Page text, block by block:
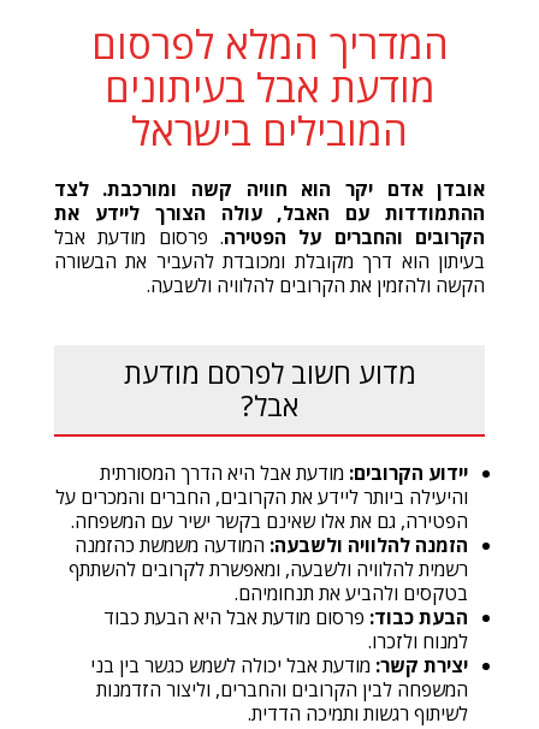
המדריך המלא לפרסום
מודעת אבל בעיתונים
המובילים בישראל
אובדן אדם יקר הוא חוויה קשה ומורכבת. לצד
ההתמודדות עם האבל, עולה הצורך ליידע את
הקרובים והחברים על הפטירה. פרסום מודעת אבל
בעיתון הוא דרך מקובלת ומכובדת להעביר את הבשורה
הקשה ולהזמין את הקרובים להלוויה ולשבעה.
מדוע חשוב לפרסם מודעת
אבל?
יידוע הקרובים: מודעת אבל היא הדרך המסורתית
והיעילה ביותר ליידע את הקרובים, החברים והמכרים על
הפטירה, גם את אלו שאינם בקשר ישיר עם המשפחה.
הזמנה להלוויה ולשבעה: המודעה משמשת כהזמנה
רשמית להלוויה ולשבעה, ומאפשרת לקרובים להשתתף
בטקסים ולהביע את תנחומיהם.
הבעת כבוד: פרסום מודעת אבל היא הבעת כבוד
למנוח ולזכרו.
יצירת קשר: מודעת אבל יכולה לשמש כגשר בין בני
המשפחה לבין הקרובים והחברים, וליצור הזדמנות
לשיתוף רגשות ותמיכה הדדית.